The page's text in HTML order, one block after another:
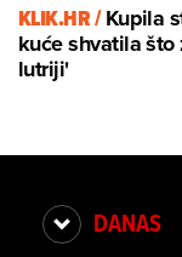
KLIK.HR /Kupila
kuće shvatila
lutriji'
DANAS